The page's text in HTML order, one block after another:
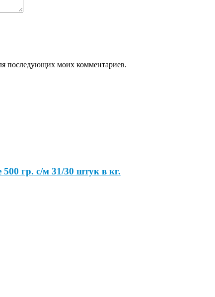
последующих моих комментариев.
гр. с/м 31/30 штук в кг.